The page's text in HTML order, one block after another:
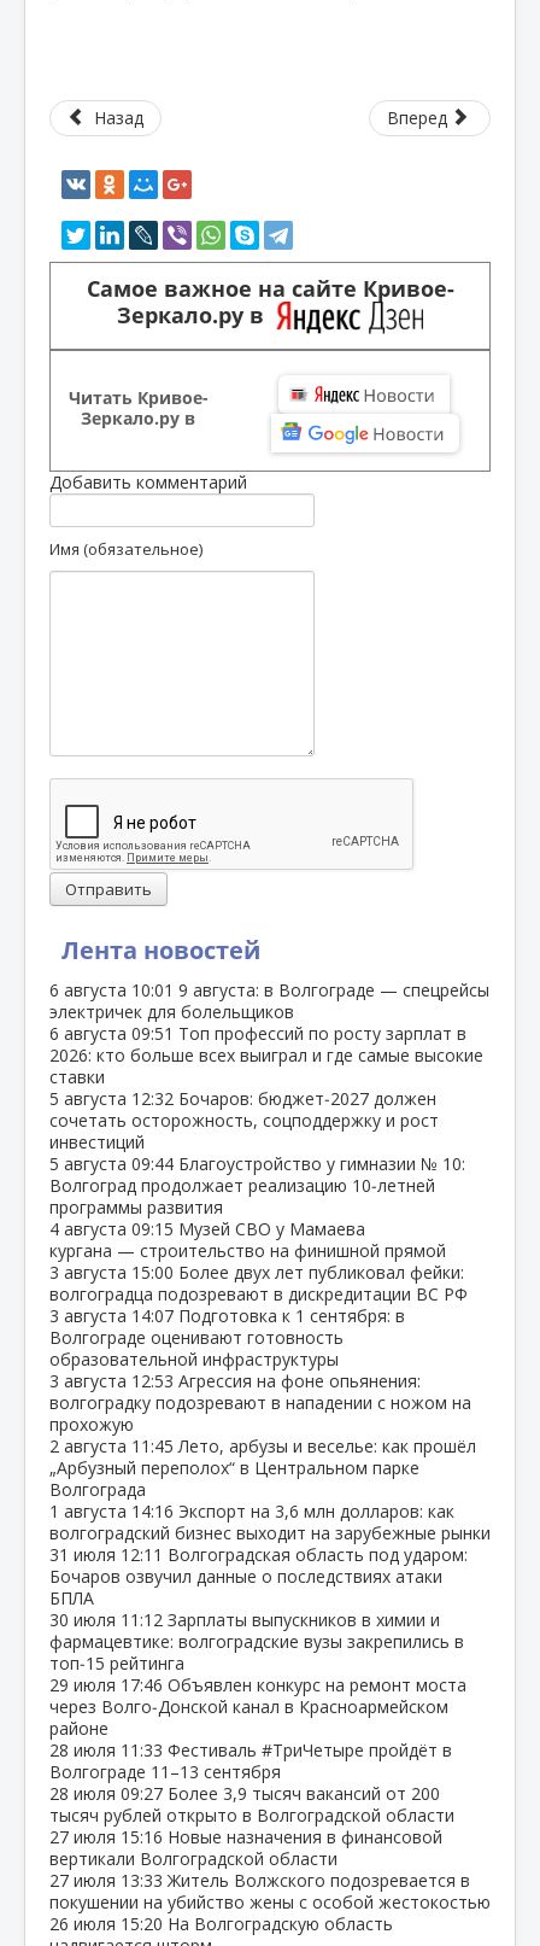
Лента новостей
6 августа 10:01 9 августа: в Волгограде — спецрейсы
электричек для болельщиков
6 августа 09:51 Топ профессий по росту зарплат в
2026: кто больше всех выиграл и где самые высокие
ставки
5 августа 12:32 Бочаров: бюджет‑2027 должен
сочетать осторожность, соцподдержку и рост
инвестиций
5 августа 09:44 Благоустройство у гимназии № 10:
Волгоград продолжает реализацию 10‑летней
программы развития
4 августа 09:15 Музей СВО у Мамаева
кургана — строительство на финишной прямой
3 августа 15:00 Более двух лет публиковал фейки:
волгоградца подозревают в дискредитации ВС РФ
3 августа 14:07 Подготовка к 1 сентября: в
Волгограде оценивают готовность
образовательной инфраструктуры
3 августа 12:53 Агрессия на фоне опьянения:
волгоградку подозревают в нападении с ножом на
прохожую
2 августа 11:45 Лето, арбузы и веселье: как прошёл
„Арбузный переполох“ в Центральном парке
Волгограда
1 августа 14:16 Экспорт на 3,6 млн долларов: как
волгоградский бизнес выходит на зарубежные рынки
31 июля 12:11 Волгоградская область под ударом:
Бочаров озвучил данные о последствиях атаки
БПЛА
30 июля 11:12 Зарплаты выпускников в химии и
фармацевтике: волгоградские вузы закрепились в
топ‑15 рейтинга
29 июля 17:46 Объявлен конкурс на ремонт моста
через Волго‑Донской канал в Красноармейском
районе
28 июля 11:33 Фестиваль #ТриЧетыре пройдёт в
Волгограде 11–13 сентября
28 июля 09:27 Более 3,9 тысяч вакансий от 200
тысяч рублей открыто в Волгоградской области
27 июля 15:16 Новые назначения в финансовой
вертикали Волгоградской области
27 июля 13:33 Житель Волжского подозревается в
покушении на убийство жены с особой жестокостью
26 июля 15:20 На Волгоградскую область
Назад Вперед
Самое важное на сайте Кривое-
Зеркало.ру в
Читать Кривое-
Зеркало.ру в
Добавить комментарий
Имя (обязательное)
Отправить